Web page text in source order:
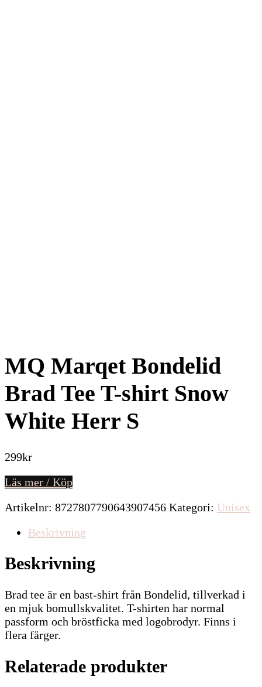
MQ Marqet Bondelid
Brad Tee T-shirt Snow
White Herr S
299kr
Läs mer / Köp
Artikelnr: 8727807790643907456 Kategori: Unisex
Beskrivning
Beskrivning
Brad tee är en bast-shirt från Bondelid, tillverkad i
en mjuk bomullskvalitet. T-shirten har normal
passform och bröstficka med logobrodyr. Finns i
flera färger.
Relaterade produkter